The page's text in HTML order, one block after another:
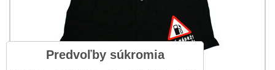
Predvoľby súkromia